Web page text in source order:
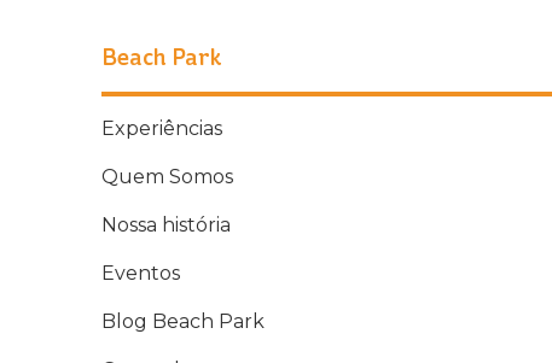
Beach Park
Experiências
Quem Somos
Nossa história
Eventos
Blog Beach Park